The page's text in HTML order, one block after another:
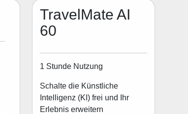
TravelMate AI
60
1 Stunde Nutzung
Schalte die Künstliche
Intelligenz (KI) frei und Ihr
Erlebnis erweitern